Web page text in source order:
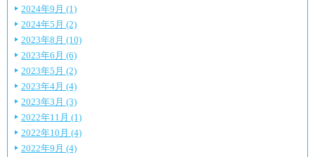
2024年9月 (1)
2024年5月 (2)
2023年8月 (10)
2023年6月 (6)
2023年5月 (2)
2023年4月 (4)
2023年3月 (3)
2022年11月 (1)
2022年10月 (4)
2022年9月 (4)